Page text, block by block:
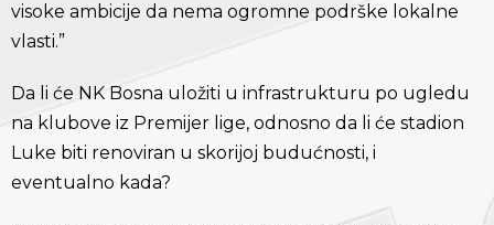
visoke ambicije da nema ogromne podrške lokalne
vlasti.”
Da li će NK Bosna uložiti u infrastrukturu po ugledu
na klubove iz Premijer lige, odnosno da li će stadion
Luke biti renoviran u skorijoj budućnosti, i
eventualno kada?